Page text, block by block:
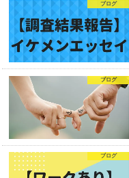
ブログ
ブログ
ブログ